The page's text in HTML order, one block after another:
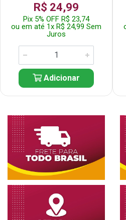
R$ 24,99
Pix 5% OFF R$ 23,74
ou em até 1x R$ 24,99 Sem
Juros
Adicionar